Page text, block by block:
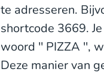
te adresseren.
shortcode 3669.
woord '' PIZZA '',
Deze manier van